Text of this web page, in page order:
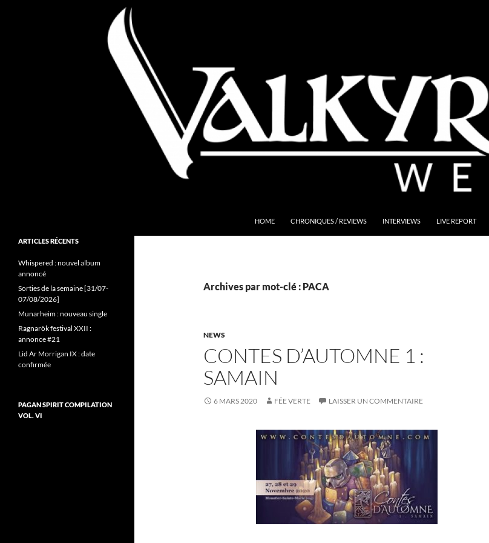
HOME CHRONIQUES / REVIEWS INTERVIEWS LIVE REPORT
Archives par mot-clé : PACA
NEWS
CONTES D’AUTOMNE 1 :
SAMAIN
6 MARS 2020 FÉE VERTE LAISSER UN COMMENTAIRE
Folk Pagan Webzine
ARTICLES RÉCENTS
Whispered : nouvel album
annoncé
Sorties de la semaine [31/07-
07/08/2026]
Munarheim : nouveau single
Ragnarök festival XXII :
annonce #21
Lid Ar Morrigan IX : date
confirmée
PAGAN SPIRIT COMPILATION
VOL. VI